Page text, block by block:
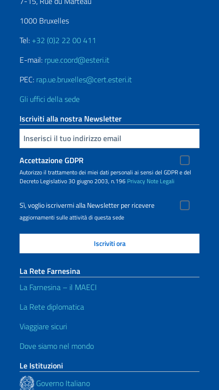
1000 Bruxelles
Tel: +32 (0)2 22 00 411
E-mail: rpue.coord@esteri.it
PEC: rap.ue.bruxelles@cert.esteri.it
Gli uffici della sede
Iscriviti alla nostra Newsletter
Inserisci la tua email
Accettazione GDPR
Autorizzo il trattamento dei miei dati personali ai sensi del GDPR e del
Decreto Legislativo 30 giugno 2003, n.196 Privacy Note Legali
Sì, voglio iscrivermi alla Newsletter per ricevere
aggiornamenti sulle attività di questa sede
La Rete Farnesina
La Farnesina – il MAECI
La Rete diplomatica
Viaggiare sicuri
Dove siamo nel mondo
Le Istituzioni
Governo Italiano